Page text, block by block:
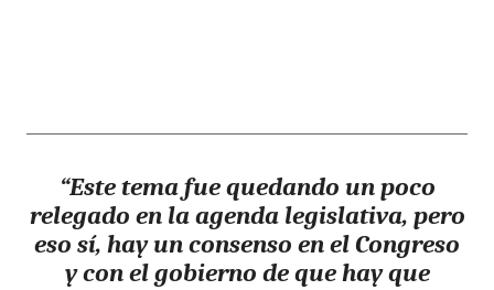
“Este tema fue quedando un poco
relegado en la agenda legislativa, pero
eso sí, hay un consenso en el Congreso
y con el gobierno de que hay que